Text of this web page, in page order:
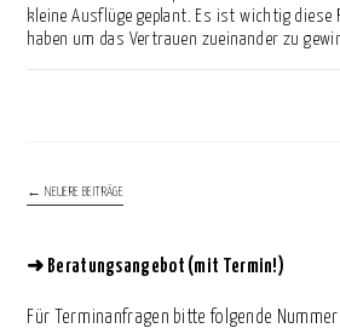
kleine Ausflüge geplant. Es ist wichtig diese
haben um das Vertrauen zueinander zu
← NEUERE BEITRÄGE
➜ Beratungsangebot (mit Termin!)
Für Terminanfragen bitte folgende